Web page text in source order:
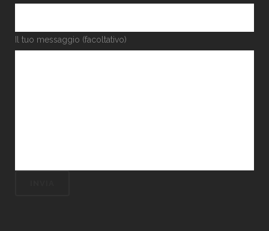
Il tuo messaggio (facoltativo)